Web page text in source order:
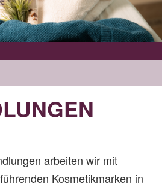
arbeiten wir mit
Kosmetikmarken in